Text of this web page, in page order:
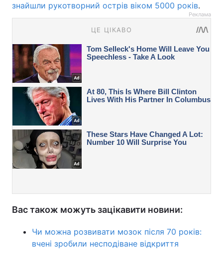
знайшли рукотворний острів віком 5000 років.
Реклама
Вас також можуть зацікавити новини:
Чи можна розвивати мозок після 70 років:
вчені зробили несподіване відкриття